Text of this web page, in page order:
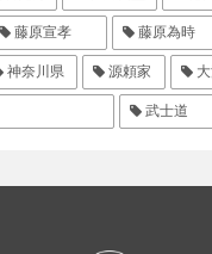
藤原宣孝 藤原為時
神奈川県 源頼家 大
武士道